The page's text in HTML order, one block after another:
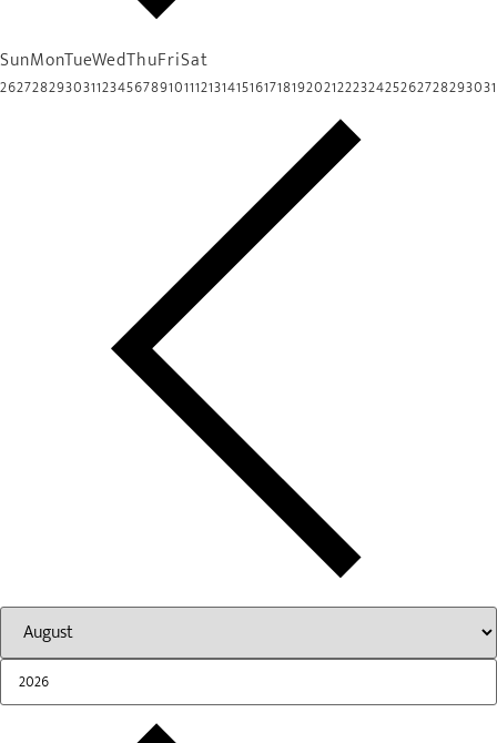
SunMonTueWedThuFriSat
26272829303112345678910111213141516171819202122232425262728293031